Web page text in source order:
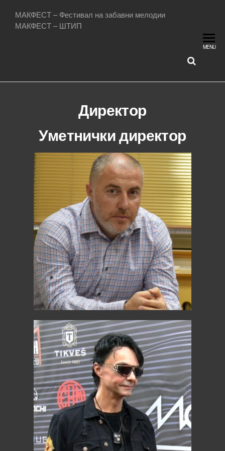
МАКФЕСТ – Фестивал на забавни мелодии
МАКФЕСТ – ШТИП
MENU
Директор
Уметнички директор